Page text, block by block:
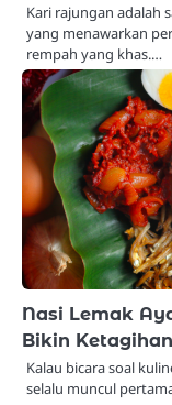
Kari rajungan adalah
yang menawarkan
rempah yang khas.…
Nasi Lemak
Bikin Ketagihan
Kalau bicara soal
selalu muncul